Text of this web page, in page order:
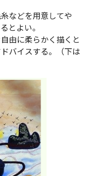
などを用意してや
とよい。
由に柔らかく描くと
バイスする。（下は